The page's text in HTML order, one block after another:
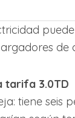
de
tarifa 3.0TD
tiene seis